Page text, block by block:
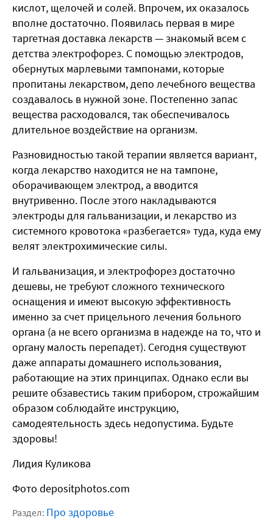
кислот, щелочей и солей. Впрочем, их оказалось
вполне достаточно. Появилась первая в мире
таргетная доставка лекарств — знакомый всем с
детства электрофорез. С помощью электродов,
обернутых марлевыми тампонами, которые
пропитаны лекарством, депо лечебного вещества
создавалось в нужной зоне. Постепенно запас
вещества расходовался, так обеспечивалось
длительное воздействие на организм.
Разновидностью такой терапии является вариант,
когда лекарство находится не на тампоне,
оборачивающем электрод, а вводится
внутривенно. После этого накладываются
электроды для гальванизации, и лекарство из
системного кровотока «разбегается» туда, куда ему
велят электрохимические силы.
И гальванизация, и электрофорез достаточно
дешевы, не требуют сложного технического
оснащения и имеют высокую эффективность
именно за счет прицельного лечения больного
органа (а не всего организма в надежде на то, что и
органу малость перепадет). Сегодня существуют
даже аппараты домашнего использования,
работающие на этих принципах. Однако если вы
решите обзавестись таким прибором, строжайшим
образом соблюдайте инструкцию,
самодеятельность здесь недопустима. Будьте
здоровы!
Лидия Куликова
Фото depositphotos.com
Раздел: Про здоровье